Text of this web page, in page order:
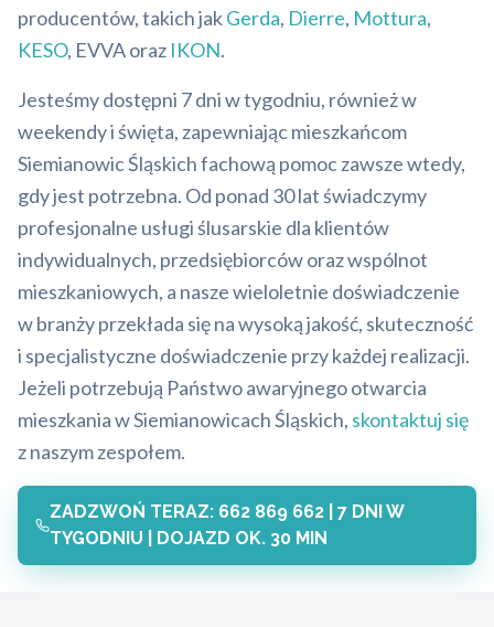
producentów, takich jakGerda, Dierre, Mottura,
KESO, EVVA oraz IKON.
Jesteśmy dostępni 7 dni w tygodniu, również w
weekendy i święta, zapewniając mieszkańcom
Siemianowic Śląskich fachową pomoc zawsze wtedy,
gdy jest potrzebna. Od ponad 30 lat świadczymy
profesjonalne usługi ślusarskie dla klientów
indywidualnych, przedsiębiorców oraz wspólnot
mieszkaniowych, a nasze wieloletnie doświadczenie
w branży przekłada się na wysoką jakość, skuteczność
i specjalistyczne doświadczenie przy każdej realizacji.
Jeżeli potrzebują Państwo awaryjnego otwarcia
mieszkania w Siemianowicach Śląskich, skontaktuj się
z naszym zespołem.
ZADZWOŃ TERAZ: 662 869 662 | 7 DNI W
TYGODNIU | DOJAZD OK. 30 MIN